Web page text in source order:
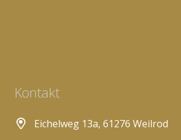
Kontakt
Eichelweg 13a, 61276 Weilrod